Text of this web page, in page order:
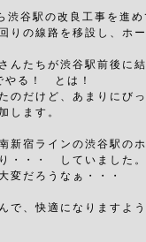
渋谷駅の改良工事を進め
りの線路を移設し、ホ
んたちが渋谷駅前後に
やる！ とは！
のだけど、あまりにび
します。
新宿ラインの渋谷駅の
・・・ していました。
変だろうなぁ・・・
で、快適になりますよう